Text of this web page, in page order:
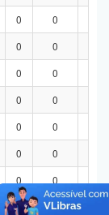
0 0
0 0
0 0
0 0
0 0
0 0
0 0
0 0